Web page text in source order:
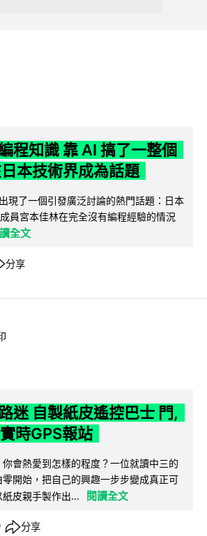
程知識 靠 AI 搞了一整個
本技術界成為話題
現了一個引發廣泛討論的熱門話題：日本
員宮本佳林在完全沒有編程經驗的情況
全文
分享
迷 自製紙皮遙控巴士 門,
時GPS報站
會熱愛到怎樣的程度？一位就讀中三的
開始，把自己的興趣一步步變成真正可
皮親手製作出...
閱讀全文
分享